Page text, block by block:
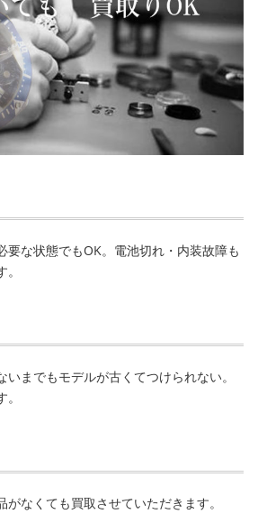
要な状態でもOK。電池切れ・内装故障も
までもモデルが古くてつけられない。
なくても買取させていただきます。